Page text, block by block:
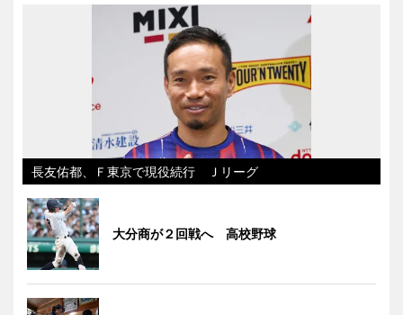
長友佑都、Ｆ東京で現役続行 Ｊリーグ
大分商が２回戦へ 高校野球